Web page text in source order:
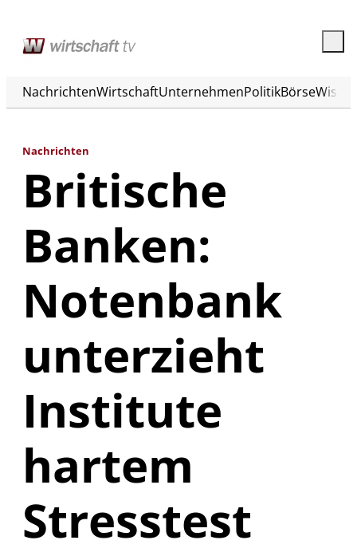
NachrichtenWirtschaftUnternehmenPolitikBörse
Nachrichten
Britische
Banken:
Notenbank
unterzieht
Institute
hartem
Stresstest